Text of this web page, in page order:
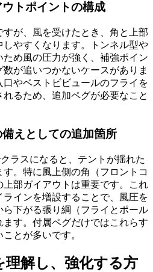
トポイントの構成
すが、風を受けたとき、角と上部
やすくなります。トンネル型や
め風の圧力が強く、補強ポイン
数が追いつかないケースがありま
やベストビビュールのフライを
るため、追加ペグが必要なこと
えとしての追加箇所
ラスになると、テントが揺れた
。特に風上側の角（フロントコ
部ガイアウトは重要です。これ
インを増設することで、風圧を
下がる張り綱（フライとポール
す。付属ペグだけではこれらす
とが多いです。
理解し、強化する方